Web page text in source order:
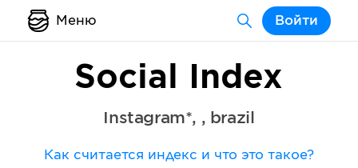
Меню Войти
Social Index
Instagram*, , brazil
Как считается индекс и что это такое?